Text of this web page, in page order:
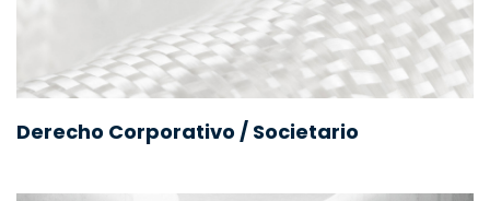
Derecho Corporativo / Societario